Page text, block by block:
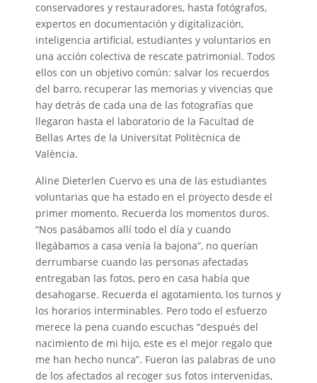
conservadores y restauradores, hasta fotógrafos,
expertos en documentación y digitalización,
inteligencia artificial, estudiantes y voluntarios en
una acción colectiva de rescate patrimonial. Todos
ellos con un objetivo común: salvar los recuerdos
del barro, recuperar las memorias y vivencias que
hay detrás de cada una de las fotografías que
llegaron hasta el laboratorio de la Facultad de
Bellas Artes de la Universitat Politècnica de
València.
Aline Dieterlen Cuervo es una de las estudiantes
voluntarias que ha estado en el proyecto desde el
primer momento. Recuerda los momentos duros.
“Nos pasábamos allí todo el día y cuando
llegábamos a casa venía la bajona”, no querían
derrumbarse cuando las personas afectadas
entregaban las fotos, pero en casa había que
desahogarse. Recuerda el agotamiento, los turnos y
los horarios interminables. Pero todo el esfuerzo
merece la pena cuando escuchas “después del
nacimiento de mi hijo, este es el mejor regalo que
me han hecho nunca”. Fueron las palabras de uno
de los afectados al recoger sus fotos intervenidas,